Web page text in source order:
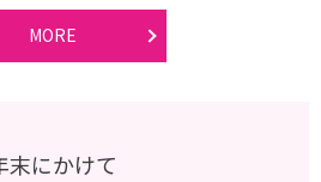
MORE
末にかけて